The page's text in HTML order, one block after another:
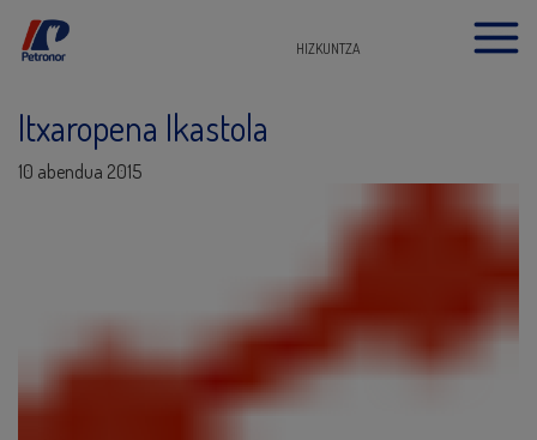
HIZKUNTZA
Itxaropena Ikastola
10 abendua 2015